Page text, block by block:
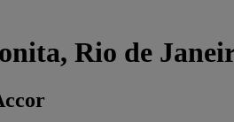
Rio de